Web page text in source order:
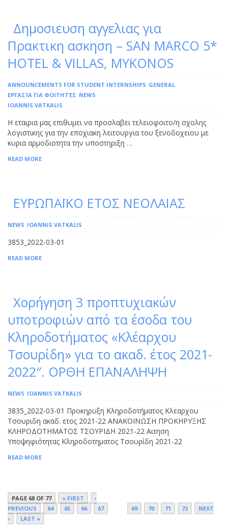
Δημοσιευση αγγελιας για
Πρακτικη ασκηση – SAN MARCO 5*
HOTEL & VILLAS, MYKONOS
ANNOUNCEMENTS FOR STUDENT INTERNSHIPS GENERAL
ΕΡΓΑΣΊΑ ΓΙΑ ΦΟΙΤΗΤΈΣ NEWS
IOANNIS VATKALIS
Η εταιρια μας επιθυμει να προσλαβει τελειοφοιτο/η σχολης
λογιστικης για την εποχιακη λειτουργια του ξενοδοχειου με
κυρια αρμοδιοτητα την υποστηριξη …
READ MORE
ΕΥΡΩΠΑΪΚΟ ΕΤΟΣ ΝΕΟΛΑΙΑΣ
NEWS IOANNIS VATKALIS
3853_2022-03-01
READ MORE
Χορήγηση 3 προπτυχιακών
υποτροφιών από τα έσοδα του
Κληροδοτήματος «Κλέαρχου
Τσουρίδη» για το ακαδ. έτος 2021-
2022″. ΟΡΘΗ ΕΠΑΝΑΛΗΨΗ
NEWS IOANNIS VATKALIS
3835_2022-03-01 Προκηρυξη Κληροδοτήματος Κλεαρχου
Τσουριδη ακαδ. ετος 2021-22 ΑΝΑΚΟΙΝΩΣΗ ΠΡΟΚΗΡΥΞΗΣ
ΚΛΗΡΟΔΟΤΗΜΑΤΟΣ ΤΣΟΥΡΙΔΗ 2021-22 Αιτηση
Υποψηφιότητας Κληροδοτηματος Τσουρίδη 2021-22
READ MORE
PAGE 68 OF 77 « FIRST
‹
PREVIOUS
64 65 66 67 69 70 71 72
NEXT
›
LAST »